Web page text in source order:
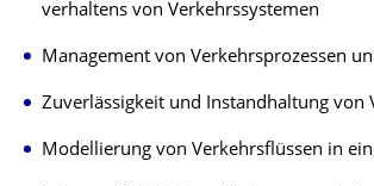
ver­hal­tens von Verkehrs­systemen
Management von Verkehrsprozessen
Zuver­lässigkeit und Instand­haltung von
Modellierung von Verkehrs­flüssen in